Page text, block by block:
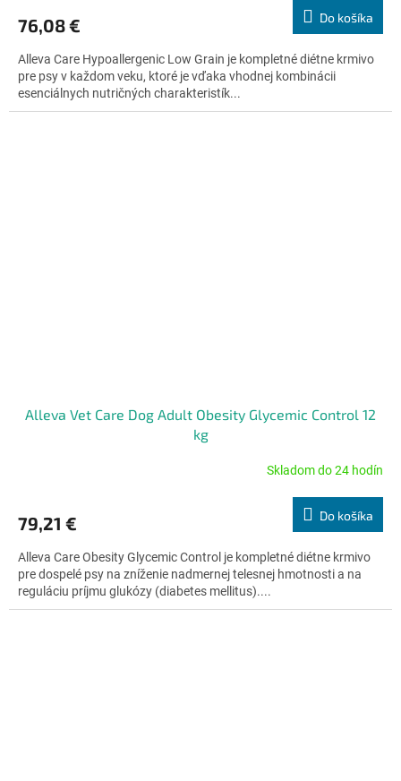
je
z
5
hviezdičiek.
76,08 € Do košíka
Alleva Care Hypoallergenic Low Grain je kompletné diétne krmivo
pre psy v každom veku, ktoré je vďaka vhodnej kombinácii
esenciálnych nutričných charakteristík...
Alleva Vet Care Dog Adult Obesity Glycemic Control 12
kg
je
z
5
hviezdičiek.
Skladom do 24 hodín
79,21 € Do košíka
Alleva Care Obesity Glycemic Control je kompletné diétne krmivo
pre dospelé psy na zníženie nadmernej telesnej hmotnosti a na
reguláciu príjmu glukózy (diabetes mellitus)....